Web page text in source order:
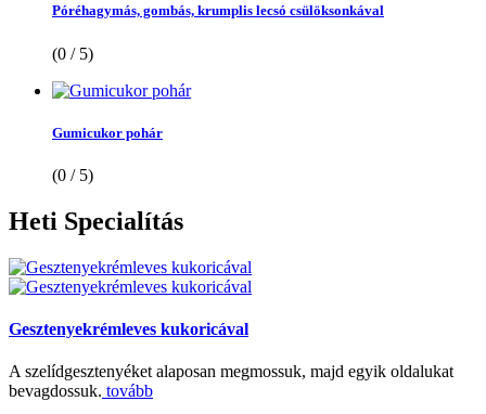
Póréhagymás, gombás, krumplis lecsó csülöksonkával
(0 / 5)
Gumicukor pohár
(0 / 5)
Heti Specialítás
Gesztenyekrémleves kukoricával
A szelídgesztenyéket alaposan megmossuk, majd egyik oldalukat
bevagdossuk. tovább